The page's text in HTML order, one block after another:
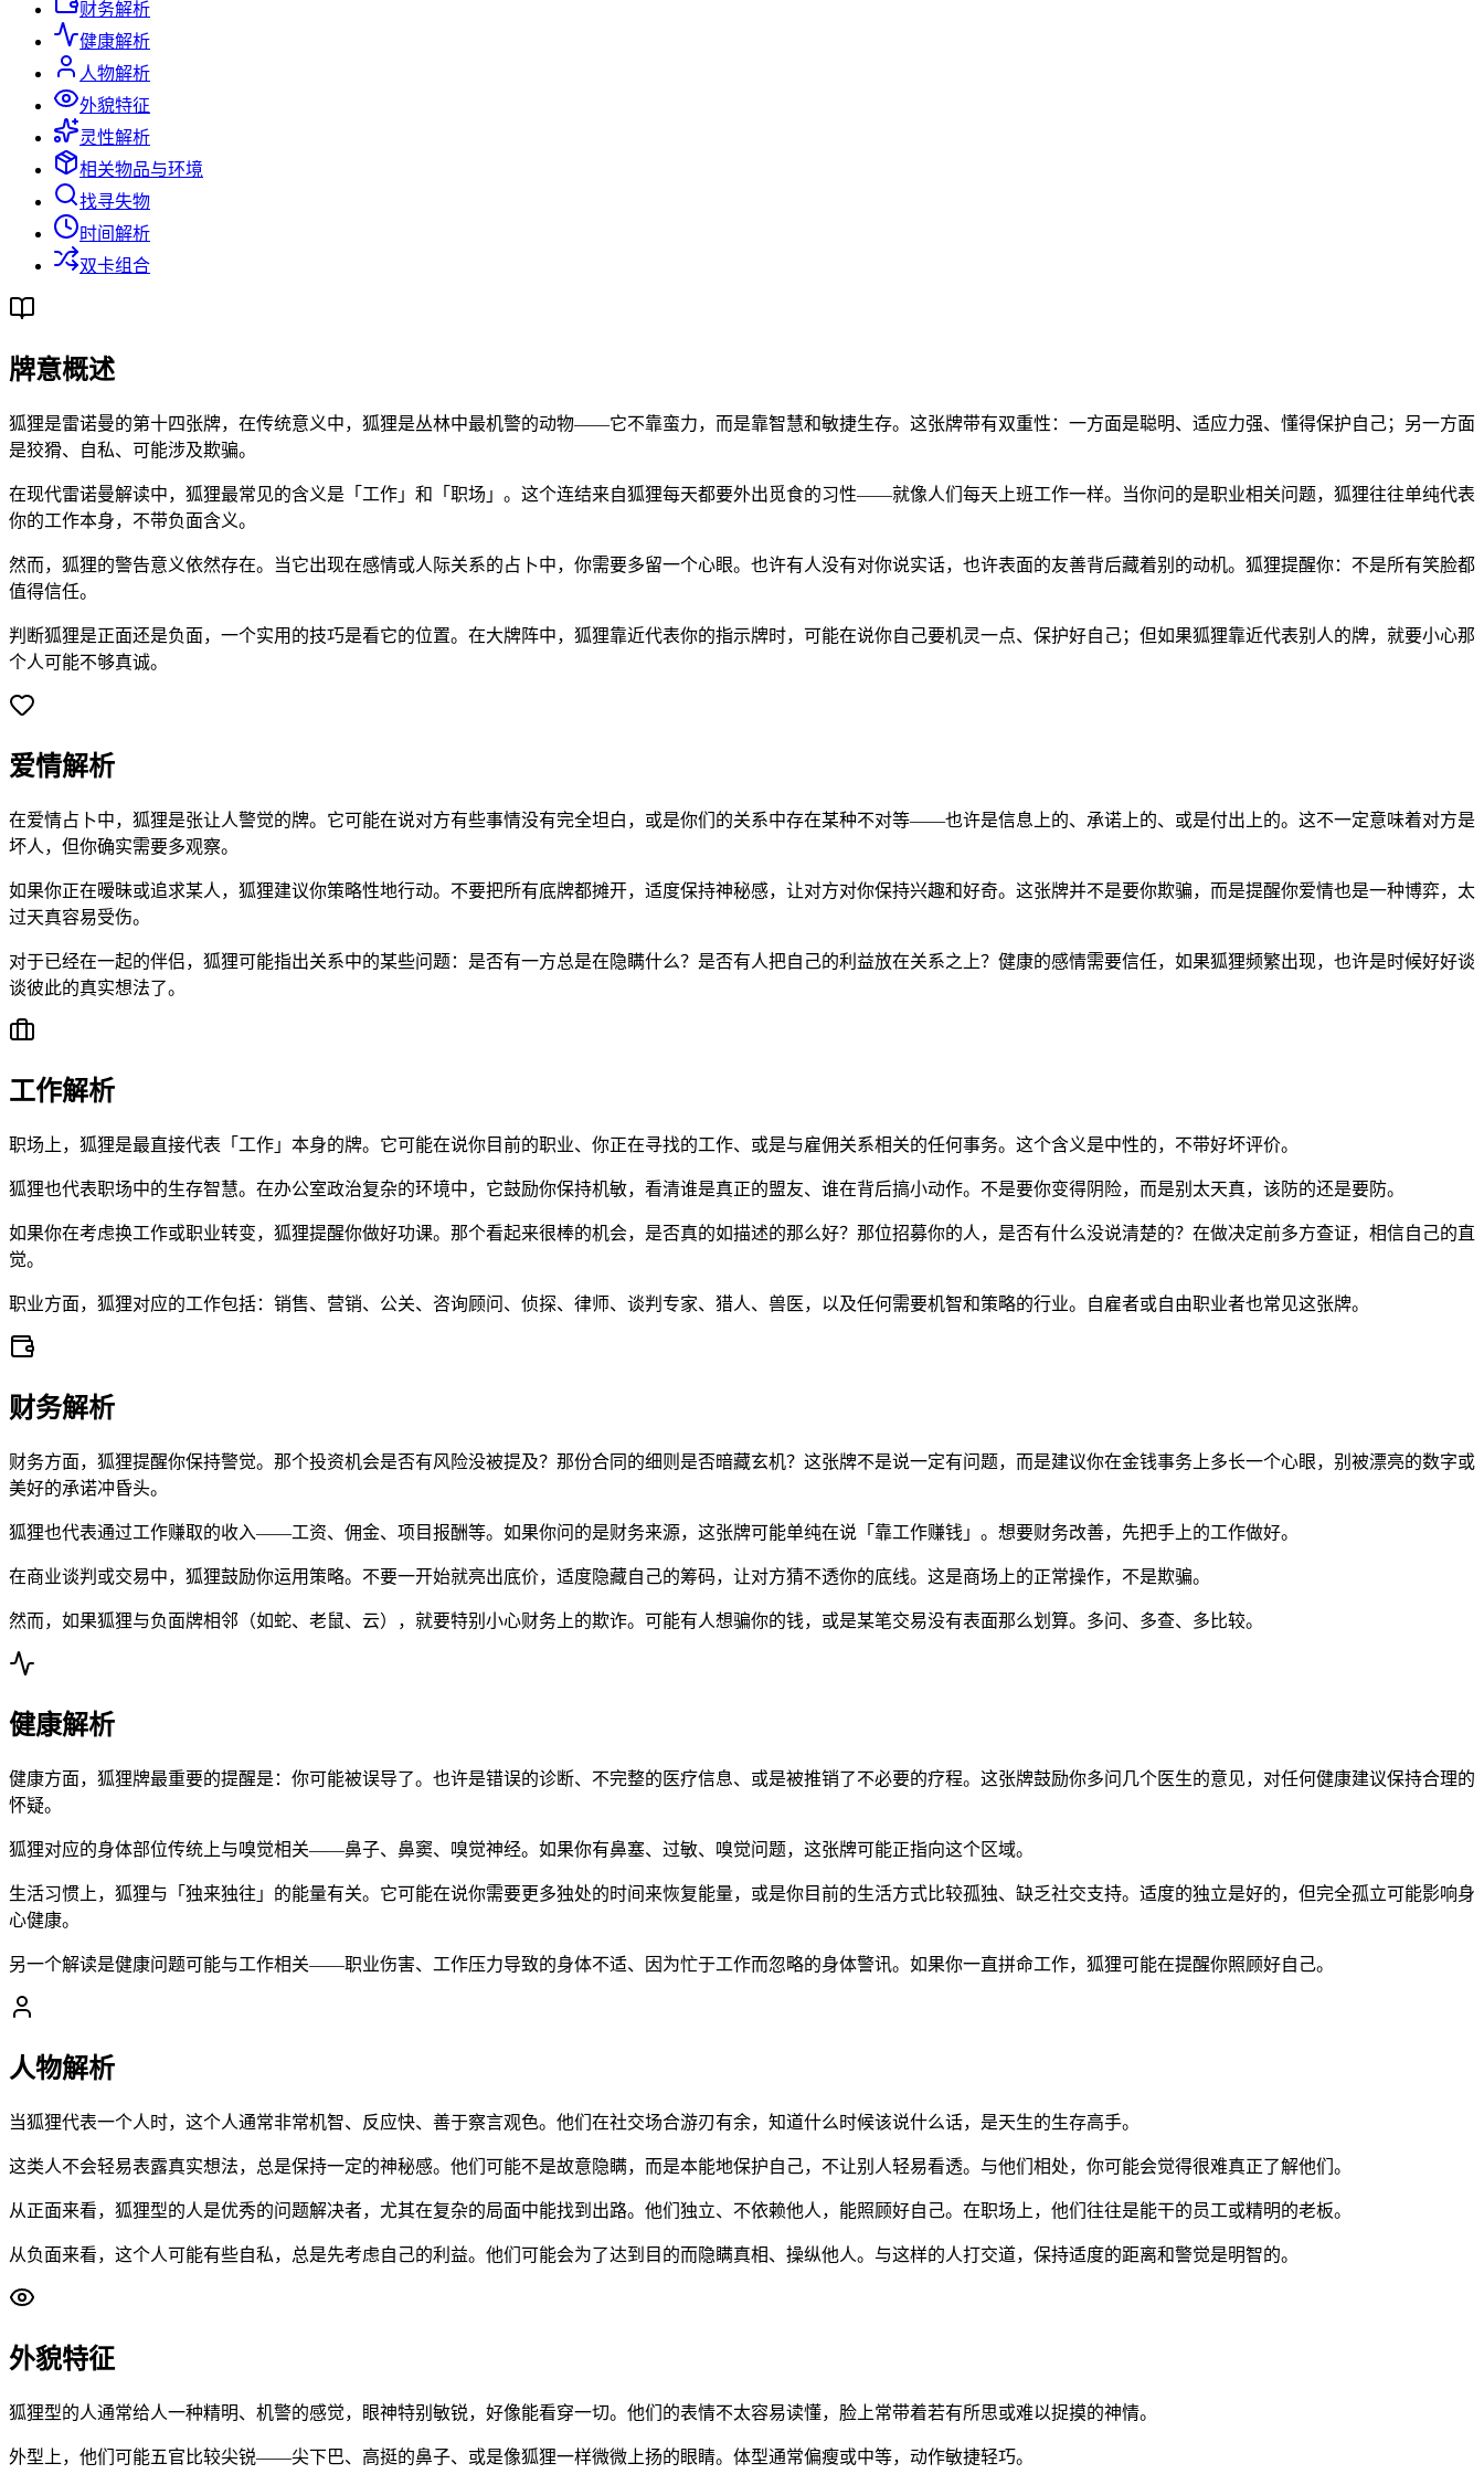
财务解析
健康解析
人物解析
外貌特征
灵性解析
相关物品与环境
找寻失物
时间解析
双卡组合
牌意概述
狐狸是雷诺曼的第十四张牌，在传统意义中，狐狸是丛林中最机警的动物——它不靠蛮力，而是靠智慧和敏捷生存。这张牌带有双重性：一方面是聪明、适应力强、懂得保护自己；另一方面
是狡猾、自私、可能涉及欺骗。
在现代雷诺曼解读中，狐狸最常见的含义是「工作」和「职场」。这个连结来自狐狸每天都要外出觅食的习性——就像人们每天上班工作一样。当你问的是职业相关问题，狐狸往往单纯代表
你的工作本身，不带负面含义。
然而，狐狸的警告意义依然存在。当它出现在感情或人际关系的占卜中，你需要多留一个心眼。也许有人没有对你说实话，也许表面的友善背后藏着别的动机。狐狸提醒你：不是所有笑脸都
值得信任。
判断狐狸是正面还是负面，一个实用的技巧是看它的位置。在大牌阵中，狐狸靠近代表你的指示牌时，可能在说你自己要机灵一点、保护好自己；但如果狐狸靠近代表别人的牌，就要小心那
个人可能不够真诚。
爱情解析
在爱情占卜中，狐狸是张让人警觉的牌。它可能在说对方有些事情没有完全坦白，或是你们的关系中存在某种不对等——也许是信息上的、承诺上的、或是付出上的。这不一定意味着对方是
坏人，但你确实需要多观察。
如果你正在暧昧或追求某人，狐狸建议你策略性地行动。不要把所有底牌都摊开，适度保持神秘感，让对方对你保持兴趣和好奇。这张牌并不是要你欺骗，而是提醒你爱情也是一种博弈，太
过天真容易受伤。
对于已经在一起的伴侣，狐狸可能指出关系中的某些问题：是否有一方总是在隐瞒什么？是否有人把自己的利益放在关系之上？健康的感情需要信任，如果狐狸频繁出现，也许是时候好好谈
谈彼此的真实想法了。
工作解析
职场上，狐狸是最直接代表「工作」本身的牌。它可能在说你目前的职业、你正在寻找的工作、或是与雇佣关系相关的任何事务。这个含义是中性的，不带好坏评价。
狐狸也代表职场中的生存智慧。在办公室政治复杂的环境中，它鼓励你保持机敏，看清谁是真正的盟友、谁在背后搞小动作。不是要你变得阴险，而是别太天真，该防的还是要防。
如果你在考虑换工作或职业转变，狐狸提醒你做好功课。那个看起来很棒的机会，是否真的如描述的那么好？那位招募你的人，是否有什么没说清楚的？在做决定前多方查证，相信自己的直
觉。
职业方面，狐狸对应的工作包括：销售、营销、公关、咨询顾问、侦探、律师、谈判专家、猎人、兽医，以及任何需要机智和策略的行业。自雇者或自由职业者也常见这张牌。
财务解析
财务方面，狐狸提醒你保持警觉。那个投资机会是否有风险没被提及？那份合同的细则是否暗藏玄机？这张牌不是说一定有问题，而是建议你在金钱事务上多长一个心眼，别被漂亮的数字或
美好的承诺冲昏头。
狐狸也代表通过工作赚取的收入——工资、佣金、项目报酬等。如果你问的是财务来源，这张牌可能单纯在说「靠工作赚钱」。想要财务改善，先把手上的工作做好。
在商业谈判或交易中，狐狸鼓励你运用策略。不要一开始就亮出底价，适度隐藏自己的筹码，让对方猜不透你的底线。这是商场上的正常操作，不是欺骗。
然而，如果狐狸与负面牌相邻（如蛇、老鼠、云），就要特别小心财务上的欺诈。可能有人想骗你的钱，或是某笔交易没有表面那么划算。多问、多查、多比较。
健康解析
健康方面，狐狸牌最重要的提醒是：你可能被误导了。也许是错误的诊断、不完整的医疗信息、或是被推销了不必要的疗程。这张牌鼓励你多问几个医生的意见，对任何健康建议保持合理的
怀疑。
狐狸对应的身体部位传统上与嗅觉相关——鼻子、鼻窦、嗅觉神经。如果你有鼻塞、过敏、嗅觉问题，这张牌可能正指向这个区域。
生活习惯上，狐狸与「独来独往」的能量有关。它可能在说你需要更多独处的时间来恢复能量，或是你目前的生活方式比较孤独、缺乏社交支持。适度的独立是好的，但完全孤立可能影响身
心健康。
另一个解读是健康问题可能与工作相关——职业伤害、工作压力导致的身体不适、因为忙于工作而忽略的身体警讯。如果你一直拼命工作，狐狸可能在提醒你照顾好自己。
人物解析
当狐狸代表一个人时，这个人通常非常机智、反应快、善于察言观色。他们在社交场合游刃有余，知道什么时候该说什么话，是天生的生存高手。
这类人不会轻易表露真实想法，总是保持一定的神秘感。他们可能不是故意隐瞒，而是本能地保护自己，不让别人轻易看透。与他们相处，你可能会觉得很难真正了解他们。
从正面来看，狐狸型的人是优秀的问题解决者，尤其在复杂的局面中能找到出路。他们独立、不依赖他人，能照顾好自己。在职场上，他们往往是能干的员工或精明的老板。
从负面来看，这个人可能有些自私，总是先考虑自己的利益。他们可能会为了达到目的而隐瞒真相、操纵他人。与这样的人打交道，保持适度的距离和警觉是明智的。
外貌特征
狐狸型的人通常给人一种精明、机警的感觉，眼神特别敏锐，好像能看穿一切。他们的表情不太容易读懂，脸上常带着若有所思或难以捉摸的神情。
外型上，他们可能五官比较尖锐——尖下巴、高挺的鼻子、或是像狐狸一样微微上扬的眼睛。体型通常偏瘦或中等，动作敏捷轻巧。